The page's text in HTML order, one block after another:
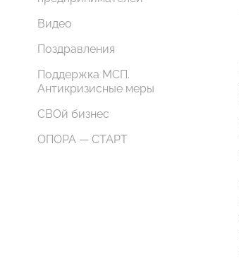
Видео
Поздравления
Поддержка МСП.
Антикризисные меры
СВОй бизнес
ОПОРА — СТАРТ